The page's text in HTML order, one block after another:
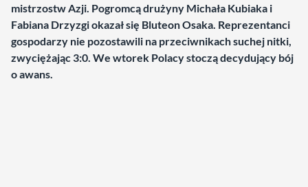
mistrzostw Azji. Pogromcą drużyny Michała Kubiaka i
Fabiana Drzyzgi okazał się Bluteon Osaka. Reprezentanci
gospodarzy nie pozostawili na przeciwnikach suchej nitki,
zwyciężając 3:0. We wtorek Polacy stoczą decydujący bój
o awans.